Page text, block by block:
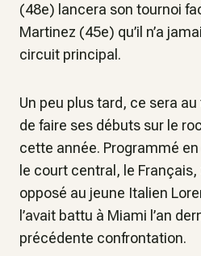
(48e) lancera son tournoi
Martinez (45e) qu’il n’a
circuit principal.
Un peu plus tard, ce sera au
de faire ses débuts sur le
cette année. Programmé
le court central, le
opposé au jeune Italien
l’avait battu à Miami l’an
précédente confrontation.